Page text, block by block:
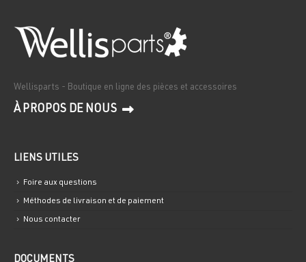
Wellisparts - Boutique en ligne des pièces et accessoires
À PROPOS DE NOUS
LIENS UTILES
Foire aux questions
Méthodes de livraison et de paiement
Nous contacter
DOCUMENTS